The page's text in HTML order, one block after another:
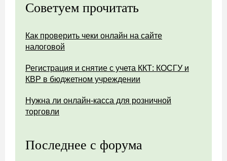
Советуем прочитать
Как проверить чеки онлайн на сайте
налоговой
Регистрация и снятие с учета ККТ: КОСГУ и
КВР в бюджетном учреждении
Нужна ли онлайн-касса для розничной
торговли
Последнее с форума